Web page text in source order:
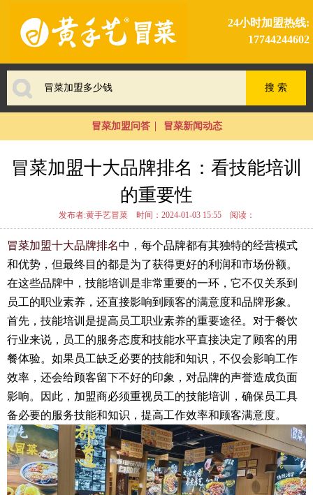
24小时加盟热线:
17744244602
冒菜加盟问答 冒菜新闻动态
冒菜加盟十大品牌排名：看技能培训
的重要性
发布者:黄手艺冒菜 时间：2024-01-03 15:55 阅读：
冒菜加盟十大品牌排名中，每个品牌都有其独特的经营模式
和优势，但最终目的都是为了获得更好的利润和市场份额。
在这些品牌中，技能培训是非常重要的一环，它不仅关系到
员工的职业素养，还直接影响到顾客的满意度和品牌形象。
首先，技能培训是提高员工职业素养的重要途径。对于餐饮
行业来说，员工的服务态度和技能水平直接决定了顾客的用
餐体验。如果员工缺乏必要的技能和知识，不仅会影响工作
效率，还会给顾客留下不好的印象，对品牌的声誉造成负面
影响。因此，加盟商必须重视员工的技能培训，确保员工具
备必要的服务技能和知识，提高工作效率和顾客满意度。